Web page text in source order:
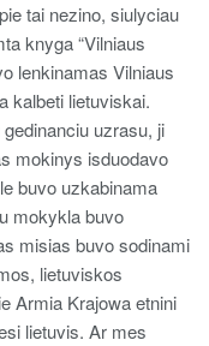
tai nezino, siulyciau
knyga “Vilniaus
lenkinamas Vilniaus
kalbeti lietuviskai.
uzrasu, ji
mokinys isduodavo
buvo uzkabinama
mokykla buvo
misias buvo sodinami
lietuviskos
Armia Krajowa etnini
lietuvis. Ar mes